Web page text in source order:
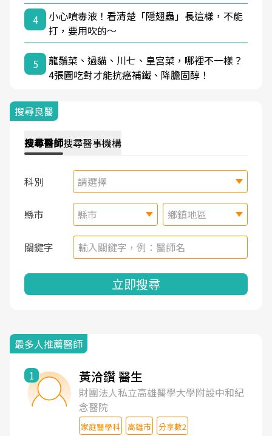
4
小心噴毒液！看清楚「隱翅蟲」長這樣，不能
打，要用吹的～
5
龍鬚菜、過貓、川七、皇宮菜，哪裡不一樣？
4張圖吃對才能抗癌補鐵、降膽固醇！
搜尋良醫
搜尋醫師搜尋醫事機構
科別 請選擇
縣市 縣市 鄉鎮地區
關鍵字
立即搜尋
最多人推薦醫師
1 黃洽鑽 醫生
財團法人私立高雄醫學大學附設中和紀
念醫院
家庭醫學科 高雄市 分享數2